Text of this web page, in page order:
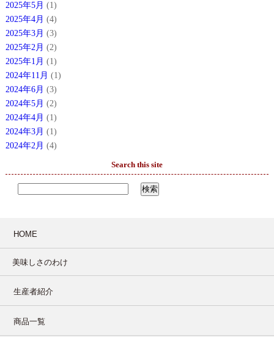
2025年5月 (1)
2025年4月 (4)
2025年3月 (3)
2025年2月 (2)
2025年1月 (1)
2024年11月 (1)
2024年6月 (3)
2024年5月 (2)
2024年4月 (1)
2024年3月 (1)
2024年2月 (4)
Search this site
HOME
美味しさのわけ
生産者紹介
商品一覧